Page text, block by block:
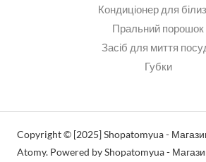
Кондиціонер для
Пральний порошок
Засіб для миття
Губки
Copyright © [2025] Shopatomyua -
Atomy. Powered by Shopatomyua -